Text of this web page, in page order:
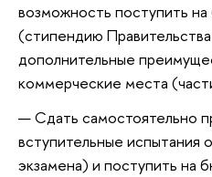
возможность поступить
(стипендию
дополнительные
коммерческие места
Сдать
вступительные испытания
экзамена) и поступить на